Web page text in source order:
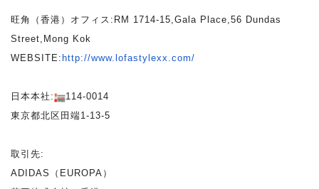
旺角（香港）オフィス:RM 1714-15,Gala Place,56 Dundas
Street,Mong Kok
WEBSITE: http://www.lofastylexx.com/
日本本社:
114-0014
東京都北区田端1-13-5
取引先:
ADIDAS（EUROPA）